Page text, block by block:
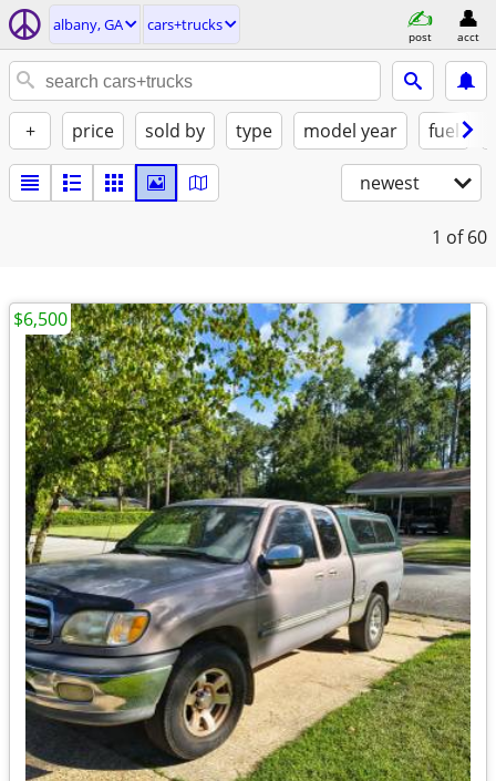
albany, GA cars+trucks
post acct
+ price sold by type model year fuel
newest
1 of 60
$6,500